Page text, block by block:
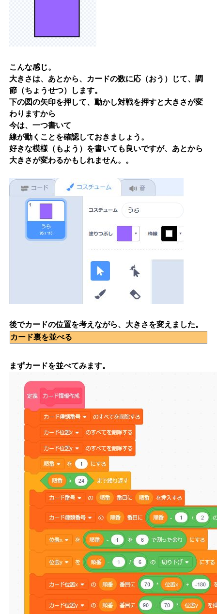
こんな感じ。
大きさは、あとから、カードの数に応（おう）じて、調
節（ちょうせつ）します。
下の図の矢印を押して、動かし対戦を押すと大きさが変
わりますから
今は、一つ書いて
線が動くことを確認しておきましょう。
好きな模様（もよう）を書いても良いですが、あとから
大きさが変わるかもしれません。。
後でカードの位置を考えながら、大きさを変えました。
カード裏を並べる
まずカードを並べてみます。